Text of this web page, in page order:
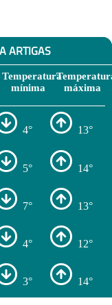
ARTIGAS
Temperatura
mínima
máxima
4° 13°
5° 14°
7° 13°
4° 12°
3° 14°